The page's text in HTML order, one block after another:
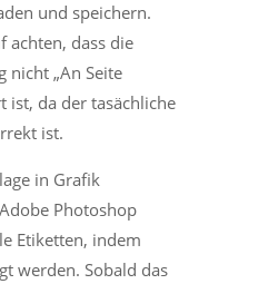
und speichern.
achten, dass die
nicht „An Seite
ist, da der tasächliche
ist.
in Grafik
Photoshop
Etiketten, indem
werden. Sobald das